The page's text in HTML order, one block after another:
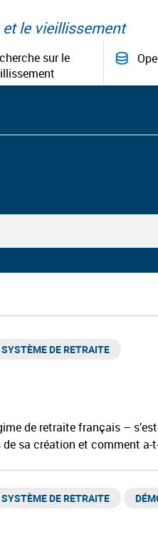
le vieillissement
sur le
DE RETRAITE
de retraite français –
sa création et comment a-
DE RETRAITE